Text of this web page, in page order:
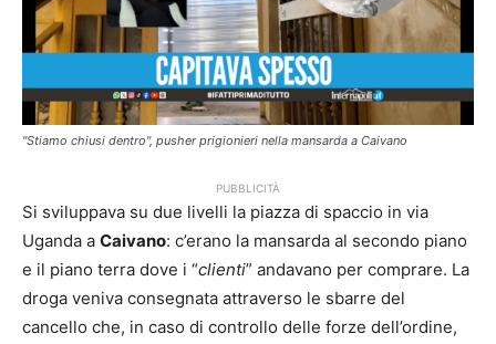
"Stiamo chiusi dentro", pusher prigionieri nella mansarda a Caivano
PUBBLICITÀ
Si sviluppava su due livelli la piazza di spaccio in via
Uganda a Caivano: c’erano la mansarda al secondo piano
e il piano terra dove i “clienti” andavano per comprare. La
droga veniva consegnata attraverso le sbarre del
cancello che, in caso di controllo delle forze dell’ordine,